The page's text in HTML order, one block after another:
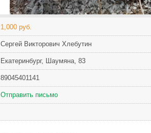
1,000 руб.
Сергей Викторович Хлебутин
Екатеринбург, Шаумяна, 83
89045401141
Отправить письмо